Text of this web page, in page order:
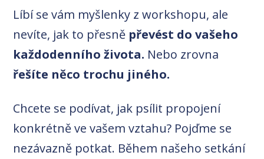
Líbí se vám myšlenky z workshopu, ale
nevíte, jak to přesně převést do vašeho
každodenního života. Nebo zrovna
řešíte něco trochu jiného.
Chcete se podívat, jak psílit propojení
konkrétně ve vašem vztahu? Pojďme se
nezávazně potkat. Během našeho setkání